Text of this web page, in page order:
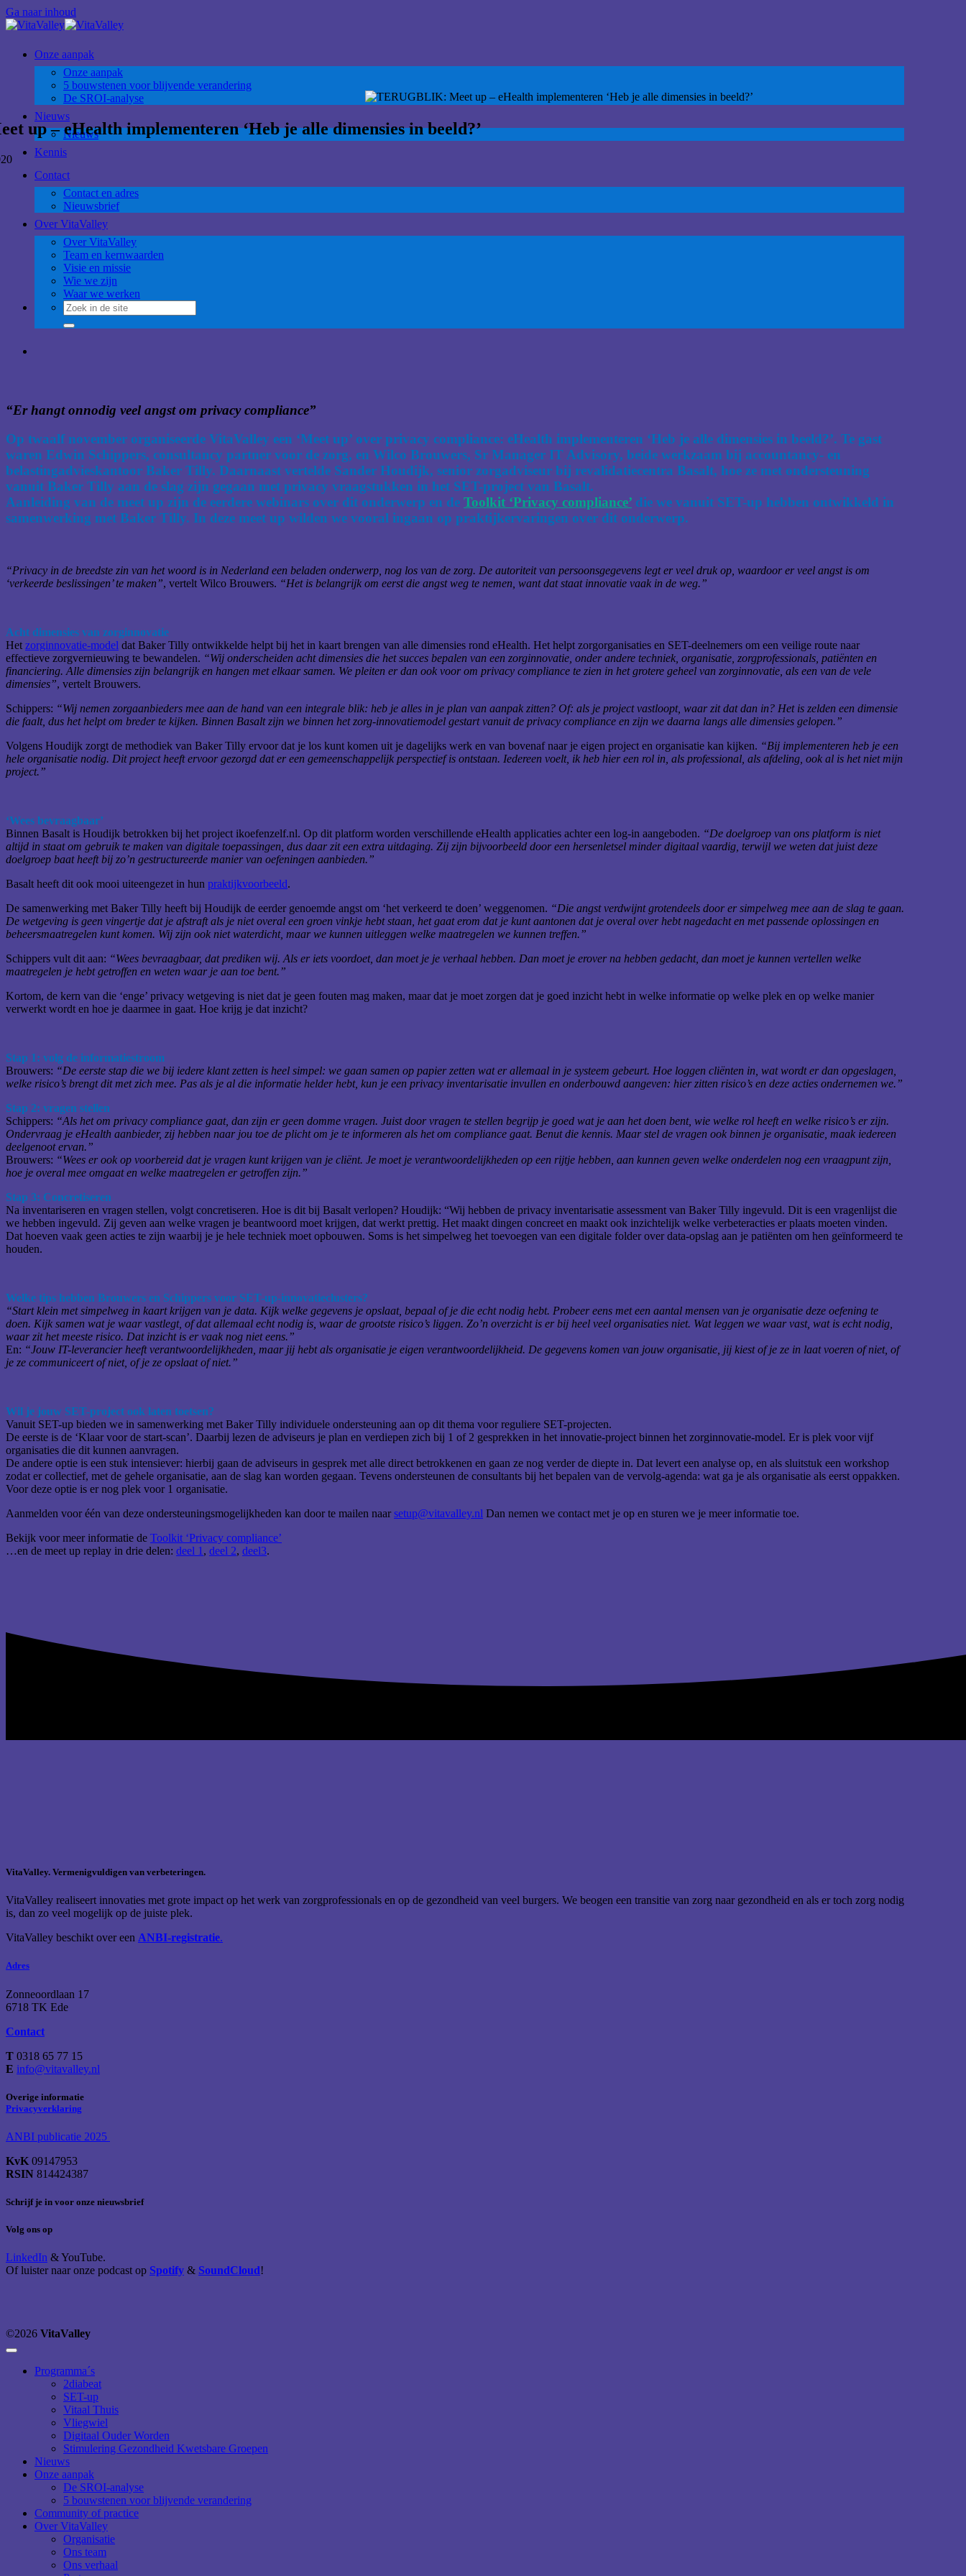
Ga naar inhoud
Onze aanpak
Onze aanpak
5 bouwstenen voor blijvende verandering
De SROI-analyse
Nieuws
Nieuws
Kennis
Contact
Contact en adres
Nieuwsbrief
Over VitaValley
Over VitaValley
Team en kernwaarden
Visie en missie
Wie we zijn
Waar we werken
up – eHealth implementeren ‘Heb je alle dimensies in beeld?’
“Er hangt onnodig veel angst om privacy compliance”
Op twaalf november organiseerde VitaValley een ‘Meet up’ over privacy compliance: eHealth implementeren ‘Heb je alle dimensies in beeld?’. Te gast
waren Edwin Schippers, consultancy partner voor de zorg, en Wilco Brouwers, Sr Manager IT Advisory, beide werkzaam bij accountancy- en
belastingadvieskantoor Baker Tilly. Daarnaast vertelde Sander Houdijk, senior zorgadviseur bij revalidatiecentra Basalt, hoe ze met ondersteuning
vanuit Baker Tilly aan de slag zijn gegaan met privacy vraagstukken in het SET-project van Basalt.
Aanleiding van de meet up zijn de eerdere webinars over dit onderwerp en de Toolkit ‘Privacy compliance’ die we vanuit SET-up hebben ontwikkeld in
samenwerking met Baker Tilly. In deze meet up wilden we vooral ingaan op praktijkervaringen over dit onderwerp.
“Privacy in de breedste zin van het woord is in Nederland een beladen onderwerp, nog los van de zorg. De autoriteit van persoonsgegevens legt er veel druk op, waardoor er veel angst is om
‘verkeerde beslissingen’ te maken”, vertelt Wilco Brouwers. “Het is belangrijk om eerst die angst weg te nemen, want dat staat innovatie vaak in de weg.”
Acht dimensies van zorginnovatie
Het zorginnovatie-model dat Baker Tilly ontwikkelde helpt bij het in kaart brengen van alle dimensies rond eHealth. Het helpt zorgorganisaties en SET-deelnemers om een veilige route naar
effectieve zorgvernieuwing te bewandelen. “Wij onderscheiden acht dimensies die het succes bepalen van een zorginnovatie, onder andere techniek, organisatie, zorgprofessionals, patiënten en
financiering. Alle dimensies zijn belangrijk en hangen met elkaar samen. We pleiten er dan ook voor om privacy compliance te zien in het grotere geheel van zorginnovatie, als een van de vele
dimensies”, vertelt Brouwers.
Schippers: “Wij nemen zorgaanbieders mee aan de hand van een integrale blik: heb je alles in je plan van aanpak zitten? Of: als je project vastloopt, waar zit dat dan in? Het is zelden een dimensie
die faalt, dus het helpt om breder te kijken. Binnen Basalt zijn we binnen het zorg-innovatiemodel gestart vanuit de privacy compliance en zijn we daarna langs alle dimensies gelopen.”
Volgens Houdijk zorgt de methodiek van Baker Tilly ervoor dat je los kunt komen uit je dagelijks werk en van bovenaf naar je eigen project en organisatie kan kijken. “Bij implementeren heb je een
hele organisatie nodig. Dit project heeft ervoor gezorgd dat er een gemeenschappelijk perspectief is ontstaan. Iedereen voelt, ik heb hier een rol in, als professional, als afdeling, ook al is het niet mijn
project.”
‘Wees bevraagbaar’
Binnen Basalt is Houdijk betrokken bij het project ikoefenzelf.nl. Op dit platform worden verschillende eHealth applicaties achter een log-in aangeboden. “De doelgroep van ons platform is niet
altijd in staat om gebruik te maken van digitale toepassingen, dus daar zit een extra uitdaging. Zij zijn bijvoorbeeld door een hersenletsel minder digitaal vaardig, terwijl we weten dat juist deze
doelgroep baat heeft bij zo’n gestructureerde manier van oefeningen aanbieden.”
Basalt heeft dit ook mooi uiteengezet in hun praktijkvoorbeeld.
De samenwerking met Baker Tilly heeft bij Houdijk de eerder genoemde angst om ‘het verkeerd te doen’ weggenomen. “Die angst verdwijnt grotendeels door er simpelweg mee aan de slag te gaan.
De wetgeving is geen vingertje dat je afstraft als je niet overal een groen vinkje hebt staan, het gaat erom dat je kunt aantonen dat je overal over hebt nagedacht en met passende oplossingen en
beheersmaatregelen kunt komen. Wij zijn ook niet waterdicht, maar we kunnen uitleggen welke maatregelen we kunnen treffen.”
Schippers vult dit aan: “Wees bevraagbaar, dat prediken wij. Als er iets voordoet, dan moet je je verhaal hebben. Dan moet je erover na hebben gedacht, dan moet je kunnen vertellen welke
maatregelen je hebt getroffen en weten waar je aan toe bent.”
Kortom, de kern van die ‘enge’ privacy wetgeving is niet dat je geen fouten mag maken, maar dat je moet zorgen dat je goed inzicht hebt in welke informatie op welke plek en op welke manier
verwerkt wordt en hoe je daarmee in gaat. Hoe krijg je dat inzicht?
Stap 1: volg de informatiestroom
Brouwers: “De eerste stap die we bij iedere klant zetten is heel simpel: we gaan samen op papier zetten wat er allemaal in je systeem gebeurt. Hoe loggen cliënten in, wat wordt er dan opgeslagen,
welke risico’s brengt dit met zich mee. Pas als je al die informatie helder hebt, kun je een privacy inventarisatie invullen en onderbouwd aangeven: hier zitten risico’s en deze acties ondernemen we.”
Stap 2: vragen stellen
Schippers: “Als het om privacy compliance gaat, dan zijn er geen domme vragen. Juist door vragen te stellen begrijp je goed wat je aan het doen bent, wie welke rol heeft en welke risico’s er zijn.
Ondervraag je eHealth aanbieder, zij hebben naar jou toe de plicht om je te informeren als het om compliance gaat. Benut die kennis. Maar stel de vragen ook binnen je organisatie, maak iedereen
deelgenoot ervan.”
Brouwers: “Wees er ook op voorbereid dat je vragen kunt krijgen van je cliënt. Je moet je verantwoordelijkheden op een rijtje hebben, aan kunnen geven welke onderdelen nog een vraagpunt zijn,
hoe je overal mee omgaat en welke maatregelen er getroffen zijn.”
Stap 3: Concretiseren
Na inventariseren en vragen stellen, volgt concretiseren. Hoe is dit bij Basalt verlopen? Houdijk: “Wij hebben de privacy inventarisatie assessment van Baker Tilly ingevuld. Dit is een vragenlijst die
we hebben ingevuld. Zij geven aan welke vragen je beantwoord moet krijgen, dat werkt prettig. Het maakt dingen concreet en maakt ook inzichtelijk welke verbeteracties er plaats moeten vinden.
Dat hoeven vaak geen acties te zijn waarbij je je hele techniek moet opbouwen. Soms is het simpelweg het toevoegen van een digitale folder over data-opslag aan je patiënten om hen geïnformeerd te
houden.
Welke tips hebben Brouwers en Schippers voor SET-up-innovatieclusters?
“Start klein met simpelweg in kaart krijgen van je data. Kijk welke gegevens je opslaat, bepaal of je die echt nodig hebt. Probeer eens met een aantal mensen van je organisatie deze oefening te
doen. Kijk samen wat je waar vastlegt, of dat allemaal echt nodig is, waar de grootste risico’s liggen. Zo’n overzicht is er bij heel veel organisaties niet. Wat leggen we waar vast, wat is echt nodig,
waar zit het meeste risico. Dat inzicht is er vaak nog niet eens.”
En: “Jouw IT-leverancier heeft verantwoordelijkheden, maar jij hebt als organisatie je eigen verantwoordelijkheid. De gegevens komen van jouw organisatie, jij kiest of je ze in laat voeren of niet, of
je ze communiceert of niet, of je ze opslaat of niet.”
Wil je jouw SET-project ook laten toetsen?
Vanuit SET-up bieden we in samenwerking met Baker Tilly individuele ondersteuning aan op dit thema voor reguliere SET-projecten.
De eerste is de ‘Klaar voor de start-scan’. Daarbij lezen de adviseurs je plan en verdiepen zich bij 1 of 2 gesprekken in het innovatie-project binnen het zorginnovatie-model. Er is plek voor vijf
organisaties die dit kunnen aanvragen.
De andere optie is een stuk intensiever: hierbij gaan de adviseurs in gesprek met alle direct betrokkenen en gaan ze nog verder de diepte in. Dat levert een analyse op, en als sluitstuk een workshop
zodat er collectief, met de gehele organisatie, aan de slag kan worden gegaan. Tevens ondersteunen de consultants bij het bepalen van de vervolg-agenda: wat ga je als organisatie als eerst oppakken.
Voor deze optie is er nog plek voor 1 organisatie.
Aanmelden voor één van deze ondersteuningsmogelijkheden kan door te mailen naarsetup@vitavalley.nl Dan nemen we contact met je op en sturen we je meer informatie toe.
Bekijk voor meer informatie de Toolkit ‘Privacy compliance’
…en de meet up replay in drie delen: deel 1 , deel 2, deel3.
VitaValley. Vermenigvuldigen van verbeteringen.
VitaValley realiseert innovaties met grote impact op het werk van zorgprofessionals en op de gezondheid van veel burgers. We beogen een transitie van zorg naar gezondheid en als er toch zorg nodig
is, dan zo veel mogelijk op de juiste plek.
VitaValley beschikt over een ANBI-registratie.
Adres
Zonneoordlaan 17
6718 TK Ede
Contact
T 0318 65 77 15
E info@vitavalley.nl
Overige informatie
Privacyverklaring
ANBI publicatie 2025
KvK 09147953
RSIN 814424387
Schrijf je in voor onze nieuwsbrief
Volg ons op
LinkedIn & YouTube.
Of luister naar onze podcast op Spotify & SoundCloud!
©2026 VitaValley
Programma´s
2diabeat
SET-up
Vitaal Thuis
Vliegwiel
Digitaal Ouder Worden
Stimulering Gezondheid Kwetsbare Groepen
Nieuws
Onze aanpak
De SROI-analyse
5 bouwstenen voor blijvende verandering
Community of practice
Over VitaValley
Organisatie
Ons team
Ons verhaal